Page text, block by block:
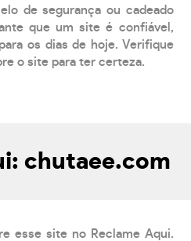
de segurança ou cadeado
que um site é confiável,
os dias de hoje. Verifique
o site para ter certeza.
chutaee.com
esse site no Reclame Aqui.